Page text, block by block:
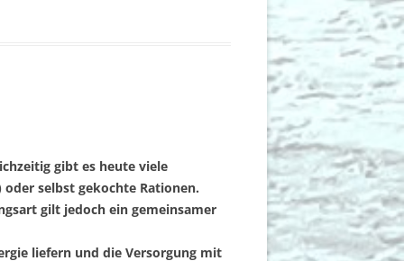
gibt es heute viele
selbst gekochte Rationen.
gilt jedoch ein gemeinsamer
liefern und die Versorgung mit